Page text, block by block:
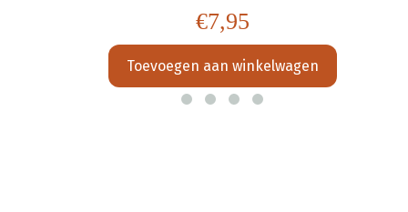
€7,95
Toevoegen aan winkelwagen